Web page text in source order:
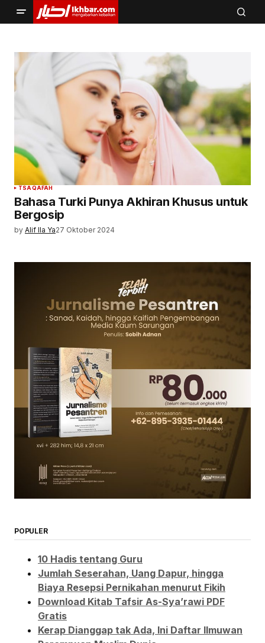
TSAQAFAH
Bahasa Turki Punya Akhiran Khusus untuk
Bergosip
by Alif Ila Ya27 Oktober 2024
POPULER
10 Hadis tentang Guru
Jumlah Seserahan, Uang Dapur, hingga
Biaya Resepsi Pernikahan menurut Fikih
Download Kitab Tafsir As-Sya’rawi PDF
Gratis
Kerap Dianggap tak Ada, Ini Daftar Ilmuwan